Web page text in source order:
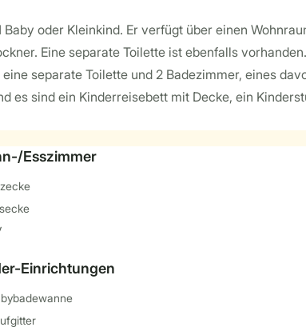
oder Kleinkind. Er verfügt über einen
Eine separate Toilette ist ebenfalls
separate Toilette und 2 Badezimmer, eines
es sind ein Kinderreisebett mit Decke, ein
Esszimmer
Einrichtungen